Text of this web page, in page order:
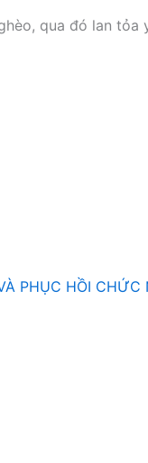
qua đó lan tỏa
PHỤC HỒI CHỨC